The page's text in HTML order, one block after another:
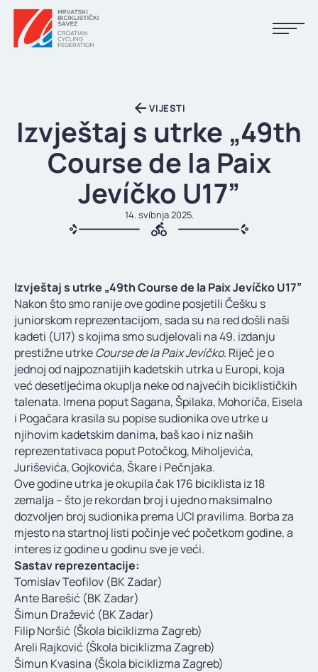
KALENDAR
REZULTATI
TIJELA HBS-A
LINKOVI
KONTAKT
VIJESTI
Izvještaj s utrke „49th
Course de la Paix
Jevíčko U17”
14. svibnja 2025.
Izvještaj s utrke „49th Course de la Paix Jevíčko U17”
Nakon što smo ranije ove godine posjetili Češku s
juniorskom reprezentacijom, sada su na red došli naši
kadeti (U17) s kojima smo sudjelovali na 49. izdanju
prestižne utrkeCourse de la Paix Jevíčko. Riječ je o
jednoj od najpoznatijih kadetskih utrka u Europi, koja
već desetljećima okuplja neke od najvećih biciklističkih
talenata. Imena poput Sagana, Špilaka, Mohoriča, Eisela
i Pogačara krasila su popise sudionika ove utrke u
njihovim kadetskim danima, baš kao i niz naših
reprezentativaca poput Potočkog, Miholjevića,
Juriševića, Gojkovića, Škare i Pečnjaka.
Ove godine utrka je okupila čak 176 biciklista iz 18
zemalja – što je rekordan broj i ujedno maksimalno
dozvoljen broj sudionika prema UCI pravilima. Borba za
mjesto na startnoj listi počinje već početkom godine, a
interes iz godine u godinu sve je veći.
Sastav reprezentacije:
Tomislav Teofilov (BK Zadar)
Ante Barešić (BK Zadar)
Šimun Dražević (BK Zadar)
Filip Noršić (Škola biciklizma Zagreb)
Areli Rajković (Škola biciklizma Zagreb)
Šimun Kvasina (Škola biciklizma Zagreb)